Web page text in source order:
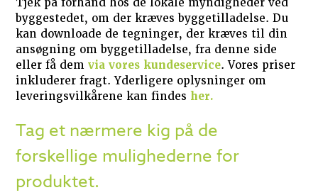
byggestedet, om der kræves byggetilladelse. Du
kan downloade de tegninger, der kræves til din
ansøgning om byggetilladelse, fra denne side
eller få dem via vores kundeservice. Vores priser
inkluderer fragt. Yderligere oplysninger om
leveringsvilkårene kan findesher.
Tag et nærmere kig på de
forskellige mulighederne for
produktet.